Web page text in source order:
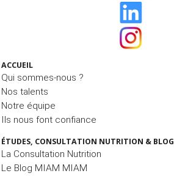
ACCUEIL
Qui sommes-nous ?
Nos talents
Notre équipe
Ils nous font confiance
ÉTUDES, CONSULTATION NUTRITION & BLOG
La Consultation Nutrition
Le Blog MIAM MIAM